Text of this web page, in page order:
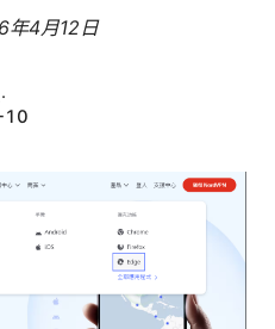
年4月12日
·